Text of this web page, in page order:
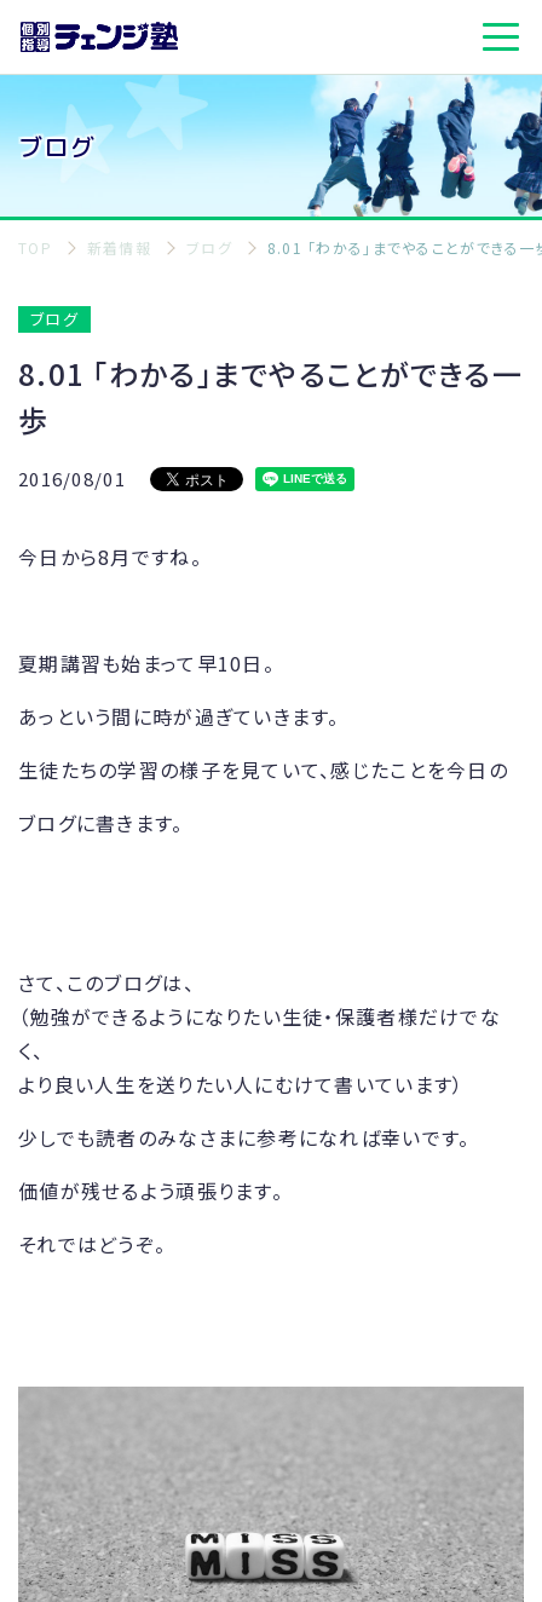
ブログ
TOP 新着情報 ブログ 8.01 「わかる」までやることができる一
ブログ
8.01 「わかる」までやることができる一
歩
2016/08/01
今日から8月ですね。
夏期講習も始まって早10日。
あっという間に時が過ぎていきます。
生徒たちの学習の様子を見ていて、感じたことを今日の
ブログに書きます。
さて、このブログは、
（勉強ができるようになりたい生徒・保護者様だけでな
く、
より良い人生を送りたい人にむけて書いています）
少しでも読者のみなさまに参考になれば幸いです。
価値が残せるよう頑張ります。
それではどうぞ。